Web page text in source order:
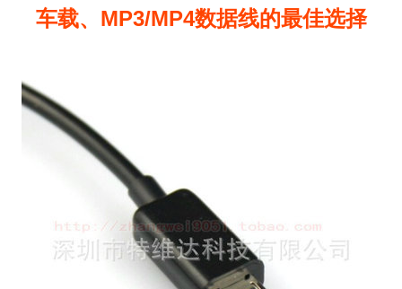
车载、MP3/MP4数据线的最佳选择